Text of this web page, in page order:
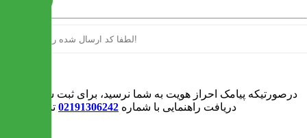
درصورتیکه پیامک احراز هویت به شما نرسید، برای ثبت سفارش و یا
دریافت راهنمایی با شماره 02191306242 تماس بگیرید